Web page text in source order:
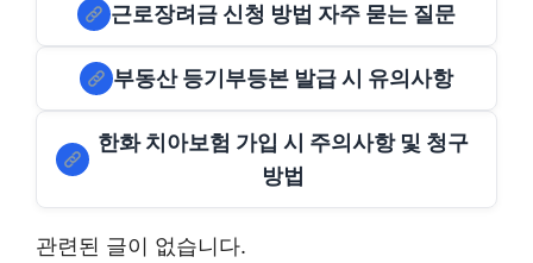
근로장려금 신청 방법 자주 묻는 질문
부동산 등기부등본 발급 시 유의사항
한화 치아보험 가입 시 주의사항 및 청구
방법
관련된 글이 없습니다.